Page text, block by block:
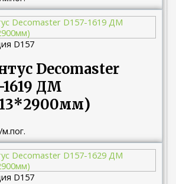
D157
Decomaster
1619 ДМ
/м.пог.
D157